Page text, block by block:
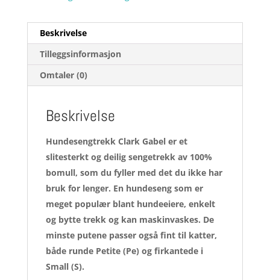
Beskrivelse
Tilleggsinformasjon
Omtaler (0)
Beskrivelse
Hundesengtrekk Clark Gabel er et
slitesterkt og deilig sengetrekk av 100%
bomull, som du fyller med det du ikke har
bruk for lenger. En hundeseng som er
meget populær blant hundeeiere, enkelt
og bytte trekk og kan maskinvaskes. De
minste putene passer også fint til katter,
både runde Petite (Pe) og firkantede i
Small (S).